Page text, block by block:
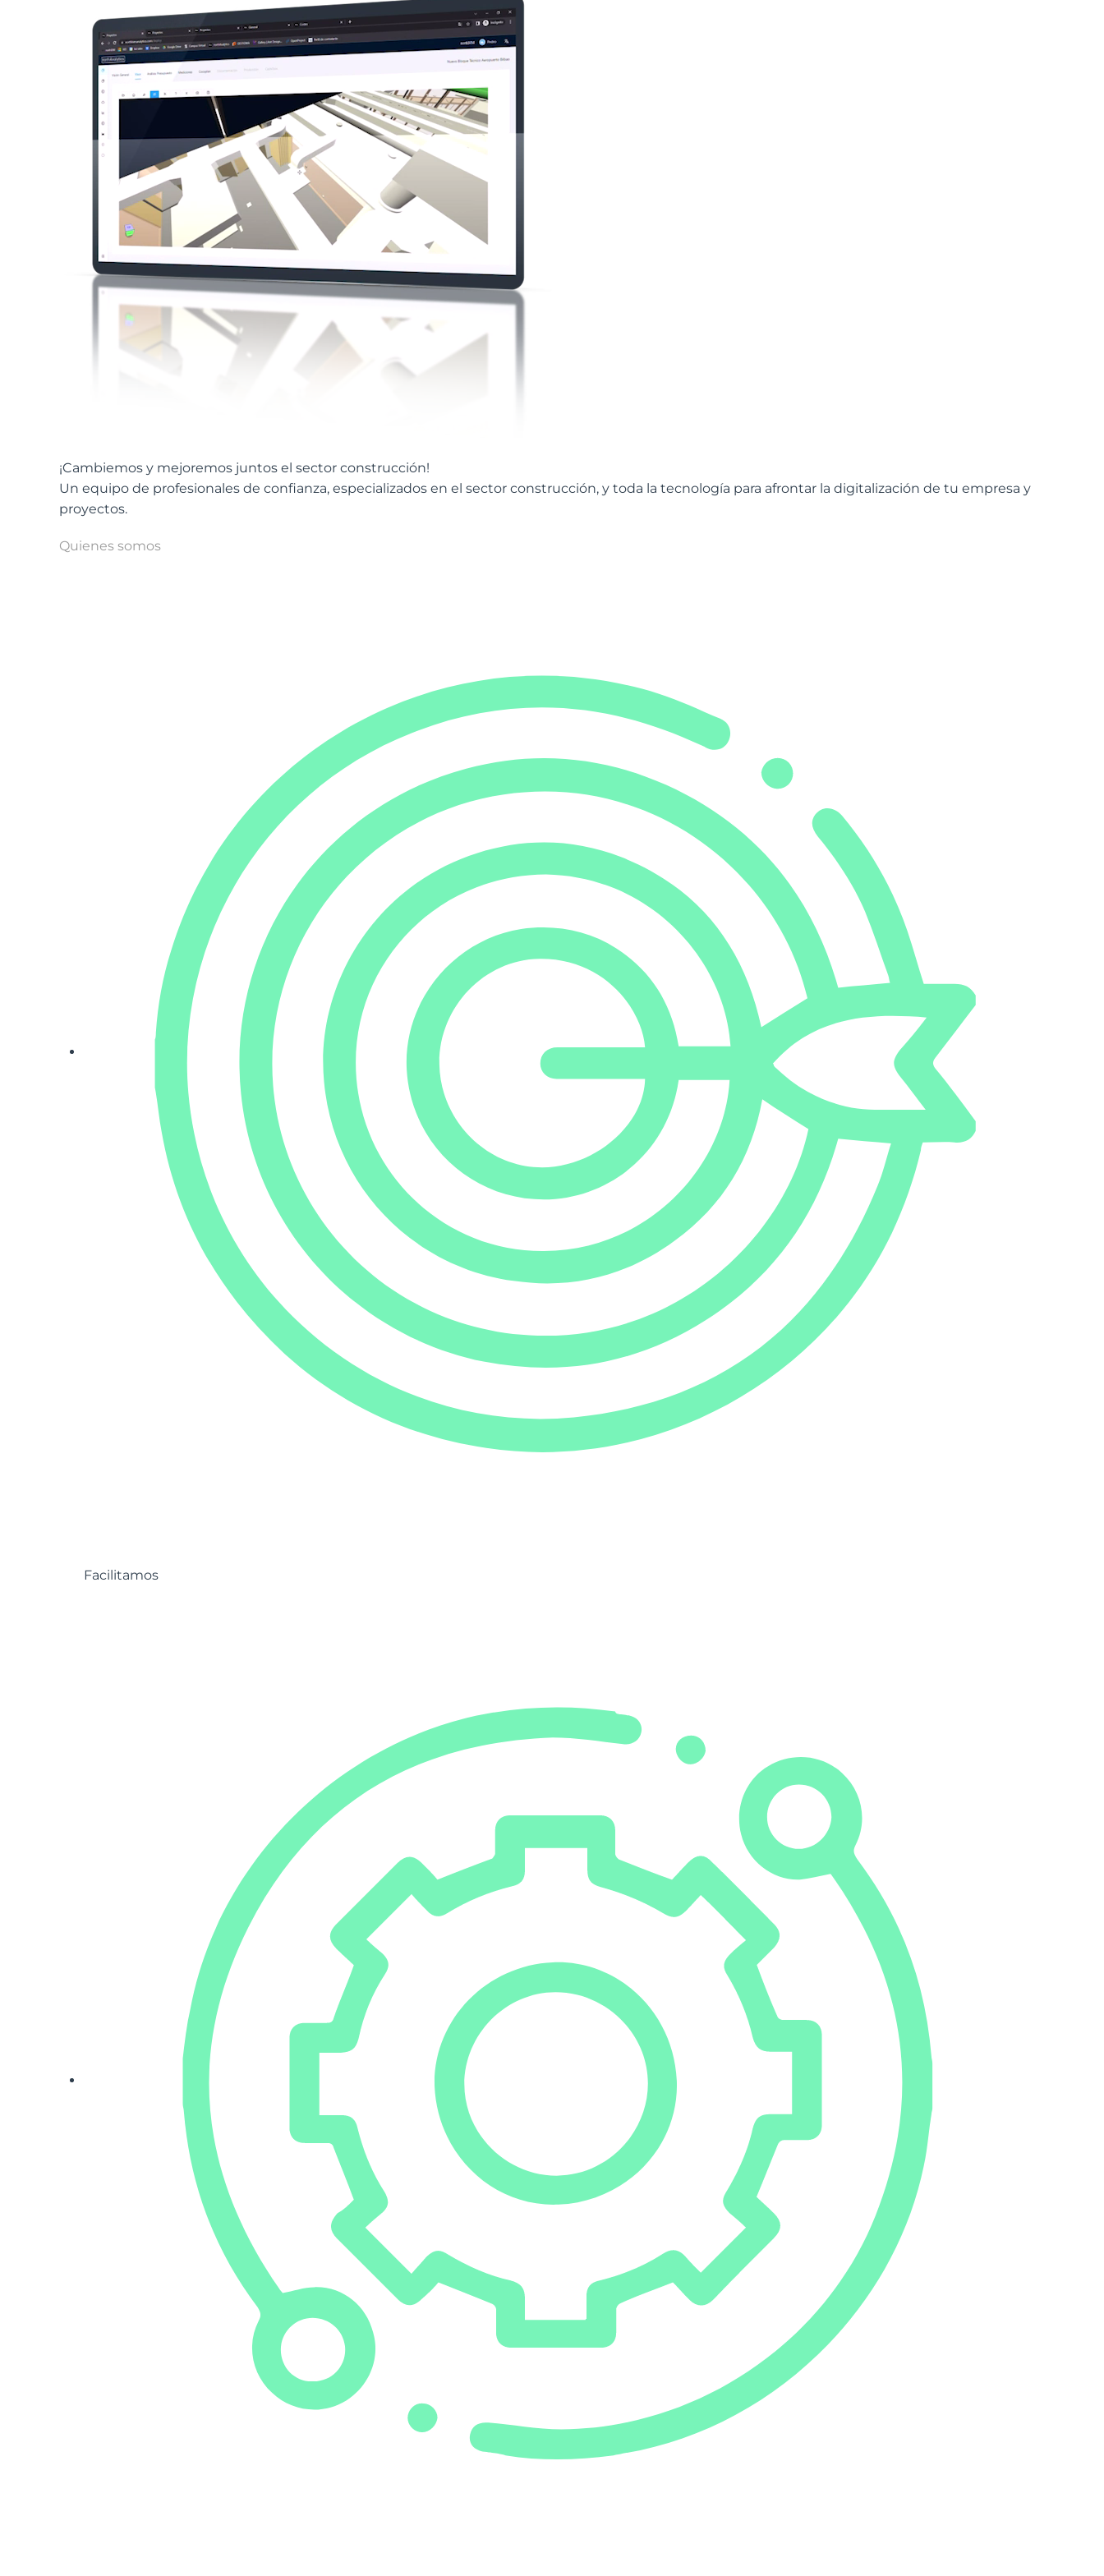
¡Cambiemos y mejoremos juntos el sector construcción!
Un equipo de profesionales de confianza, especializados en el sector construcción, y toda la tecnología para afrontar la digitalización de tu empresa y
proyectos.
Quienes somos
Facilitamos